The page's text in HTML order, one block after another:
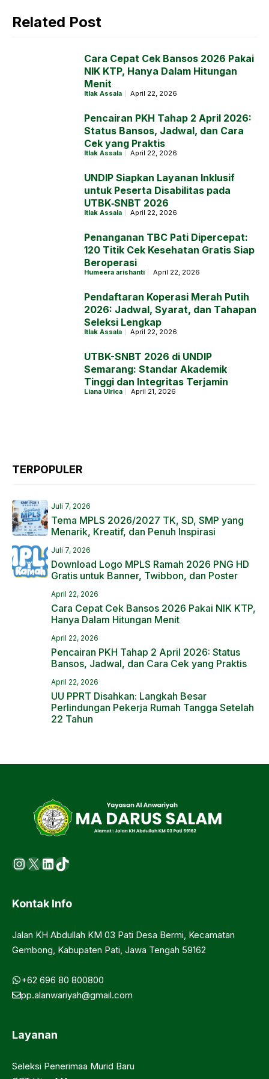
Related Post
Cara Cepat Cek Bansos 2026 Pakai
NIK KTP, Hanya Dalam Hitungan
Menit
Itlak Assala April 22, 2026
Pencairan PKH Tahap 2 April 2026:
Status Bansos, Jadwal, dan Cara
Cek yang Praktis
Itlak Assala April 22, 2026
UNDIP Siapkan Layanan Inklusif
untuk Peserta Disabilitas pada
UTBK‑SNBT 2026
Itlak Assala April 22, 2026
Penanganan TBC Pati Dipercepat:
120 Titik Cek Kesehatan Gratis Siap
Beroperasi
Humeera arishanti April 22, 2026
Pendaftaran Koperasi Merah Putih
2026: Jadwal, Syarat, dan Tahapan
Seleksi Lengkap
Itlak Assala April 22, 2026
UTBK-SNBT 2026 di UNDIP
Semarang: Standar Akademik
Tinggi dan Integritas Terjamin
Liana Ulrica April 21, 2026
TERPOPULER
Juli 7, 2026
Tema MPLS 2026/2027 TK, SD, SMP yang
Menarik, Kreatif, dan Penuh Inspirasi
Juli 7, 2026
Download Logo MPLS Ramah 2026 PNG HD
Gratis untuk Banner, Twibbon, dan Poster
April 22, 2026
Cara Cepat Cek Bansos 2026 Pakai NIK KTP,
Hanya Dalam Hitungan Menit
April 22, 2026
Pencairan PKH Tahap 2 April 2026: Status
Bansos, Jadwal, dan Cara Cek yang Praktis
April 22, 2026
UU PPRT Disahkan: Langkah Besar
Perlindungan Pekerja Rumah Tangga Setelah
22 Tahun
Instagram
X LinkedIn
https://www.tiktok.com/
Kontak Info
Jalan KH Abdullah KM 03 Pati Desa Bermi, Kecamatan
Gembong, Kabupaten Pati, Jawa Tengah 59162
+62 696 80 800800
pp.alanwariyah@gmail.com
Layanan
Seleksi Penerimaa Murid Baru